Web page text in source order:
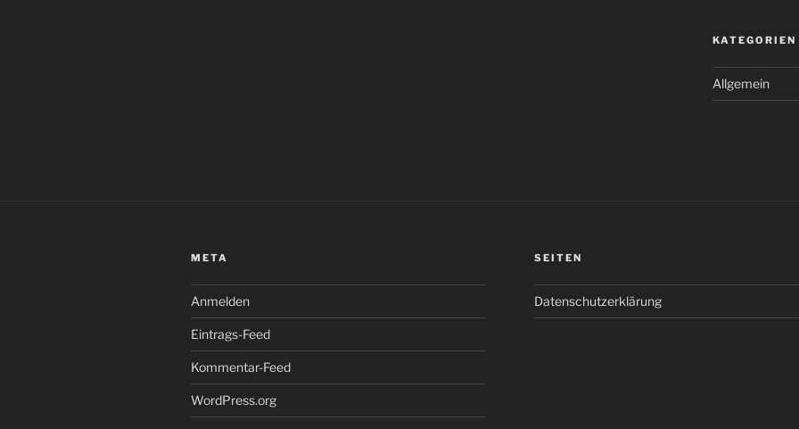
KATEGORIEN
Allgemein
META
Anmelden
Eintrags-Feed
Kommentar-Feed
WordPress.org
SEITEN
Datenschutzerklärung